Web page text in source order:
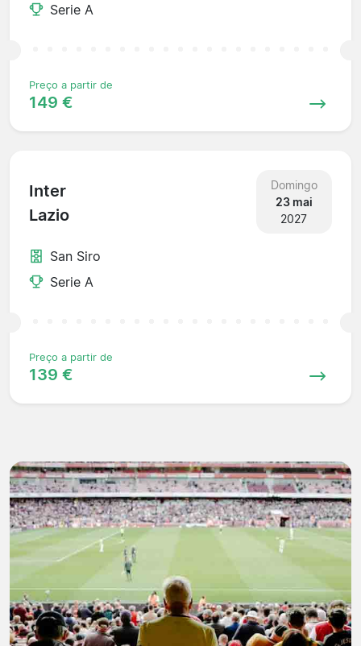
Serie A
Preço a partir de
149 €
Inter
Lazio
Domingo
23 mai
2027
San Siro
Serie A
Preço a partir de
139 €